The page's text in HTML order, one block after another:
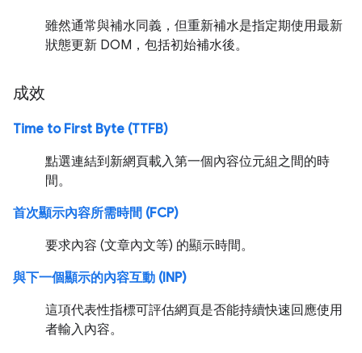
雖然通常與補水同義，但重新補水是指定期使用最新
狀態更新 DOM，包括初始補水後。
成效
Time to First Byte (TTFB)
點選連結到新網頁載入第一個內容位元組之間的時
間。
首次顯示內容所需時間 (FCP)
要求內容 (文章內文等) 的顯示時間。
與下一個顯示的內容互動 (INP)
這項代表性指標可評估網頁是否能持續快速回應使用
者輸入內容。